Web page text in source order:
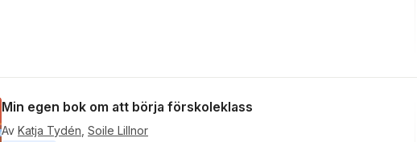
Min egen bok om att börja förskoleklass
Av Katja Tydén Soile Lillnor